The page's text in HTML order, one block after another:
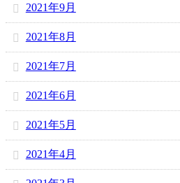
2021年9月
2021年8月
2021年7月
2021年6月
2021年5月
2021年4月